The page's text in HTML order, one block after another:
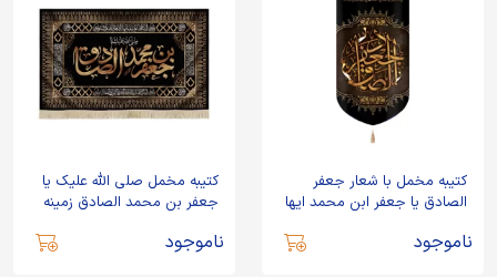
کتیبه مخمل با شعار جعفر
الصادق یا جعفر ابن محمد ایها
ناموجود
کتیبه مخمل صلی الله علیک یا
جعفر بن محمد الصادق زمینه
ناموجود